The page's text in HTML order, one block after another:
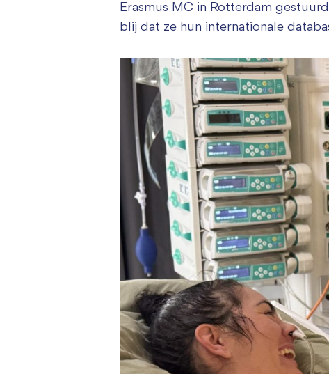
Erasmus MC in Rotterdam
blij dat ze hun internationale